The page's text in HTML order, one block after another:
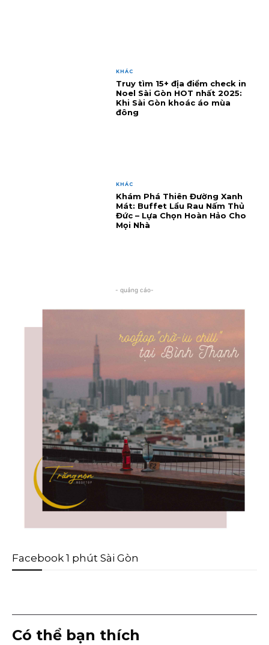
KHÁC
Truy tìm 15+ địa điểm check in
Noel Sài Gòn HOT nhất 2025:
Khi Sài Gòn khoác áo mùa
đông
KHÁC
Khám Phá Thiên Đường Xanh
Mát: Buffet Lẩu Rau Nấm Thủ
Đức – Lựa Chọn Hoàn Hảo Cho
Mọi Nhà
- quảng cáo-
Facebook 1 phút Sài Gòn
Có thể bạn thích